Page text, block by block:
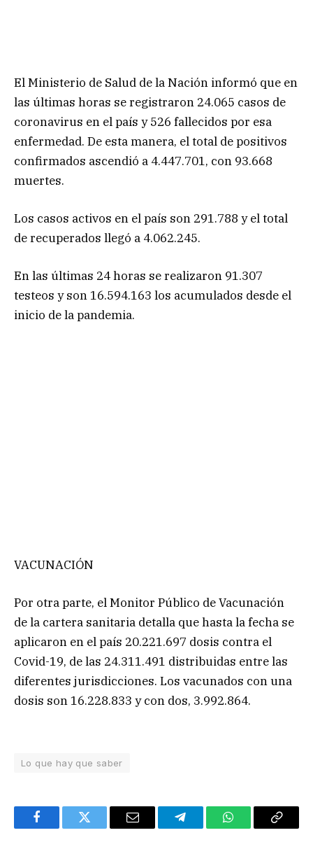
El Ministerio de Salud de la Nación informó que en
las últimas horas se registraron 24.065 casos de
coronavirus en el país y 526 fallecidos por esa
enfermedad. De esta manera, el total de positivos
confirmados ascendió a 4.447.701, con 93.668
muertes.
Los casos activos en el país son 291.788 y el total
de recuperados llegó a 4.062.245.
En las últimas 24 horas se realizaron 91.307
testeos y son 16.594.163 los acumulados desde el
inicio de la pandemia.
VACUNACIÓN
Por otra parte, el Monitor Público de Vacunación
de la cartera sanitaria detalla que hasta la fecha se
aplicaron en el país 20.221.697 dosis contra el
Covid-19, de las 24.311.491 distribuidas entre las
diferentes jurisdicciones. Los vacunados con una
dosis son 16.228.833 y con dos, 3.992.864.
Lo que hay que saber
FacebookTwitter Email TelegramWhatsAppCopy